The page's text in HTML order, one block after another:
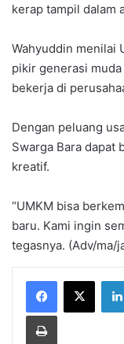
kerap tampil dalam
Wahyuddin menilai
pikir generasi
bekerja di
Dengan peluang
Swarga Bara dapat
kreatif.
“UMKM bisa
baru. Kami ingin
tegasnya. (Adv/ma/
Print